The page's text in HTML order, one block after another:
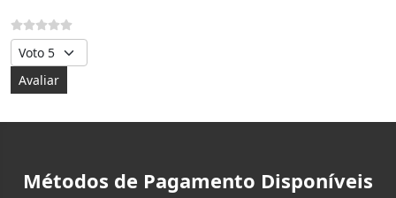
Avalie, por favor
Métodos de Pagamento Disponíveis